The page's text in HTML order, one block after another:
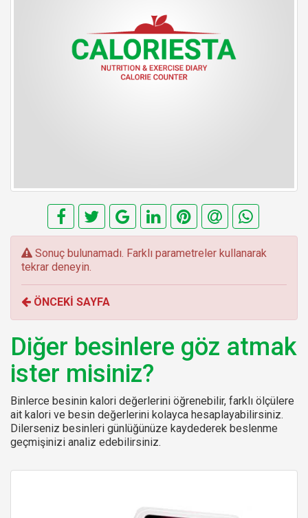
E
r
o
r
:
Sonuç bulunamadı. Farklı parametreler kullanarak
tekrar deneyin.
ÖNCEKİ SAYFA
Diğer besinlere göz atmak
ister misiniz?
Binlerce besinin kalori değerlerini öğrenebilir, farklı ölçülere
ait kalori ve besin değerlerini kolayca hesaplayabilirsiniz.
Dilerseniz besinleri günlüğünüze kaydederek beslenme
geçmişinizi analiz edebilirsiniz.